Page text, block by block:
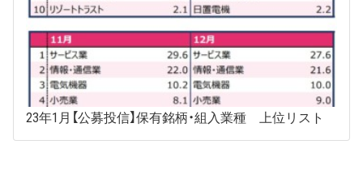
23年1月【公募投信】保有銘柄・組入業種 上位リスト